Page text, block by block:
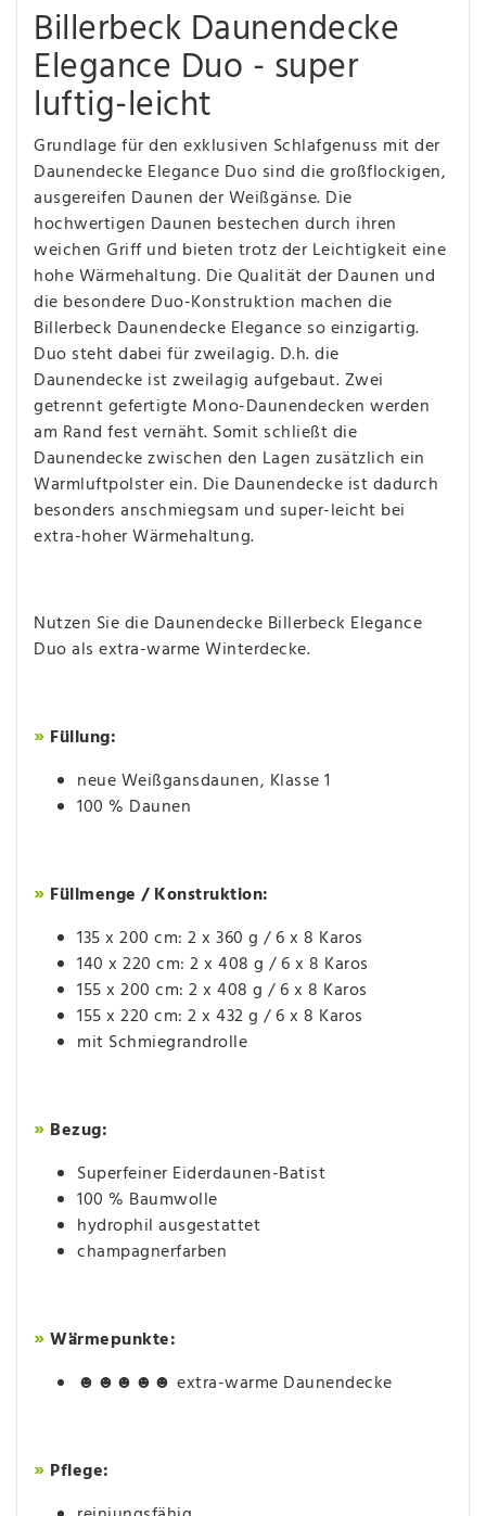
Billerbeck Daunendecke
Elegance Duo - super
luftig-leicht
Grundlage für den exklusiven Schlafgenuss mit der
Daunendecke Elegance Duo sind die großflockigen,
ausgereifen Daunen der Weißgänse. Die
hochwertigen Daunen bestechen durch ihren
weichen Griff und bieten trotz der Leichtigkeit eine
hohe Wärmehaltung. Die Qualität der Daunen und
die besondere Duo-Konstruktion machen die
Billerbeck Daunendecke Elegance so einzigartig.
Duo steht dabei für zweilagig. D.h. die
Daunendecke ist zweilagig aufgebaut. Zwei
getrennt gefertigte Mono-Daunendecken werden
am Rand fest vernäht. Somit schließt die
Daunendecke zwischen den Lagen zusätzlich ein
Warmluftpolster ein. Die Daunendecke ist dadurch
besonders anschmiegsam und super-leicht bei
extra-hoher Wärmehaltung.
Nutzen Sie die Daunendecke Billerbeck Elegance
Duo als extra-warme Winterdecke.
» Füllung:
neue Weißgansdaunen, Klasse 1
100 % Daunen
» Füllmenge / Konstruktion:
135 x 200 cm: 2 x 360 g / 6 x 8 Karos
140 x 220 cm: 2 x 408 g / 6 x 8 Karos
155 x 200 cm: 2 x 408 g / 6 x 8 Karos
155 x 220 cm: 2 x 432 g / 6 x 8 Karos
mit Schmiegrandrolle
» Bezug:
Superfeiner Eiderdaunen-Batist
100 % Baumwolle
hydrophil ausgestattet
champagnerfarben
»Wärmepunkte:
☻☻☻☻☻ extra-warme Daunendecke
» Pflege: